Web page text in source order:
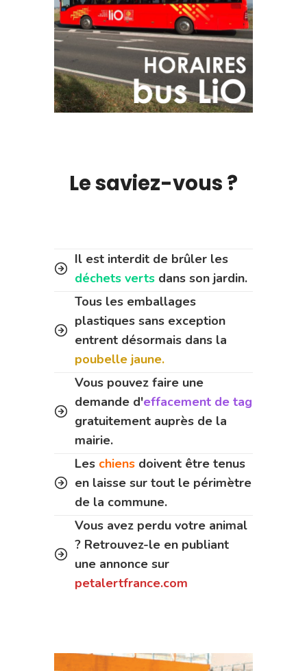
Le saviez-vous ?
Il est interdit de brûler les
déchets verts dans son jardin.
Tous les emballages
plastiques sans exception
entrent désormais dans la
poubelle jaune.
Vous pouvez faire une
demande d'effacement de tag
gratuitement auprès de la
mairie.
Les chiens doivent être tenus
en laisse sur tout le périmètre
de la commune.
Vous avez perdu votre animal
? Retrouvez-le en publiant
une annonce sur
petalertfrance.com